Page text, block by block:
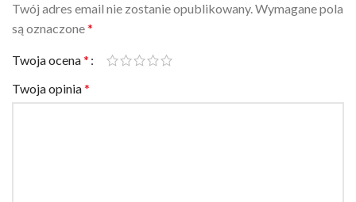
są oznaczone*
Twoja ocena
Twoja opinia